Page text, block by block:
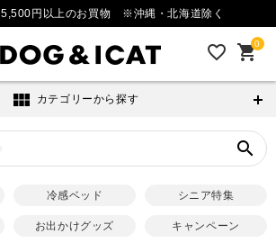
5,500円以上のお買物 ※沖縄・北海道除く
favorite_outline 0
shopping_cart
view_module カテゴリーから探す
search
冷感ベッド シニア特集
お出かけグッズ キャンペーン